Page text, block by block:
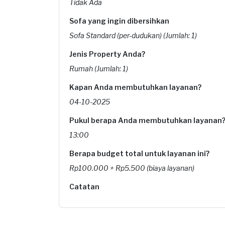
Tidak Ada
Sofa yang ingin dibersihkan
Sofa Standard (per-dudukan) (Jumlah: 1)
Jenis Property Anda?
Rumah (Jumlah: 1)
Kapan Anda membutuhkan layanan?
04-10-2025
Pukul berapa Anda membutuhkan layanan?
13:00
Berapa budget total untuk layanan ini?
Rp100.000 + Rp5.500 (biaya layanan)
Catatan